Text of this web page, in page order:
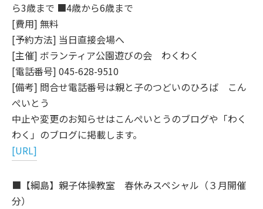
ら3歳まで ■4歳から6歳まで
[費用] 無料
[予約方法] 当日直接会場へ
[主催] ボランティア公園遊びの会 わくわく
[電話番号] 045-628-9510
[備考] 問合せ電話番号は親と子のつどいのひろば こん
ぺいとう
中止や変更のお知らせはこんぺいとうのブログや「わく
わく」のブログに掲載します。
[URL]
■【綱島】親子体操教室 春休みスペシャル（３月開催
分）